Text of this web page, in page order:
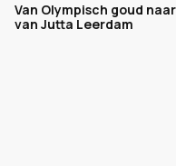
Van Olympisch goud
van Jutta Leerdam